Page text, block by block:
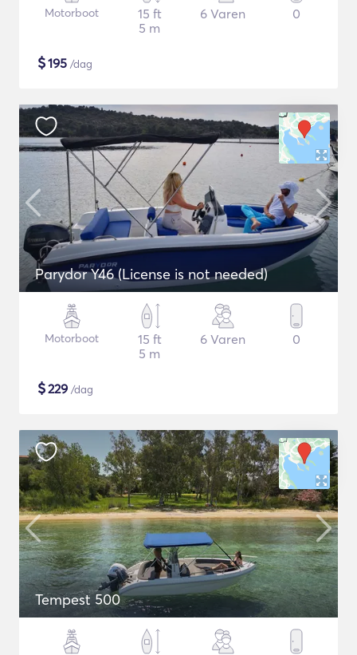
Motorboot
15 ft
5 m
6 Varen 0
$195 /dag
Parydor Y46 (License is not needed)
Motorboot
15 ft
5 m
6 Varen 0
$229 /dag
Tempest 500